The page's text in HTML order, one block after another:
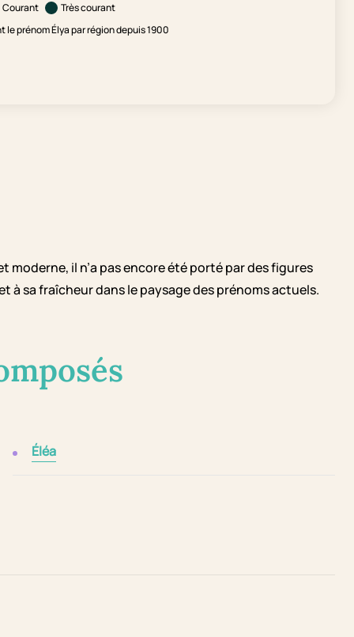
Courant
Très courant
prénom Élya par région depuis 1900
il n’a pas encore été porté par des figures
sa fraîcheur dans le paysage des prénoms actuels.
Éléa